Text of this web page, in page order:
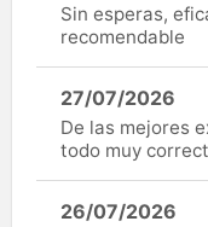
Sin esperas,
recomendable
27/07/2026
De las mejores
todo muy
26/07/2026